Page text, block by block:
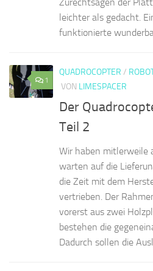
Zurechtsägen der
leichter als gedacht.
funktionierte
1
QUADROCOPTER /
VON LIMESPACER
Der
Teil 2
Wir haben mitlerweile
warten auf die
die Zeit mit dem
vertrieben. Der
vorerst aus zwei
bestehen die
Dadurch sollen die